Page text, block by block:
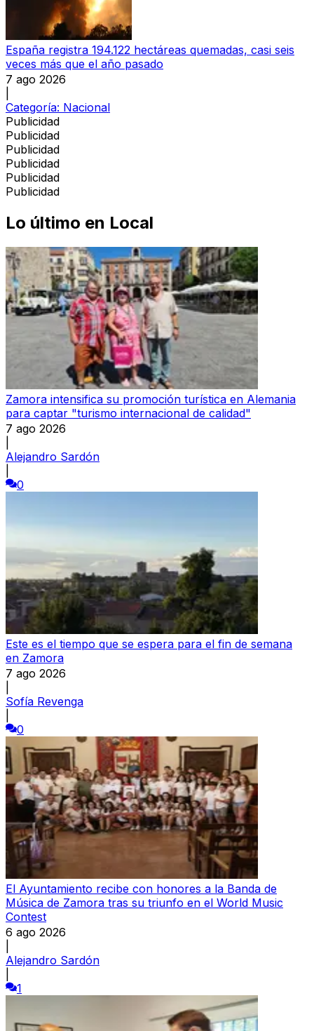
España registra 194.122 hectáreas quemadas, casi seis
veces más que el año pasado
7 ago 2026
Categoría: Nacional
Publicidad
Publicidad
Publicidad
Publicidad
Publicidad
Publicidad
Lo último en Local
Zamora intensifica su promoción turística en Alemania
para captar "turismo internacional de calidad"
7 ago 2026
Alejandro Sardón
0
Este es el tiempo que se espera para el fin de semana
en Zamora
7 ago 2026
Sofía Revenga
0
El Ayuntamiento recibe con honores a la Banda de
Música de Zamora tras su triunfo en el World Music
Contest
6 ago 2026
Alejandro Sardón
1